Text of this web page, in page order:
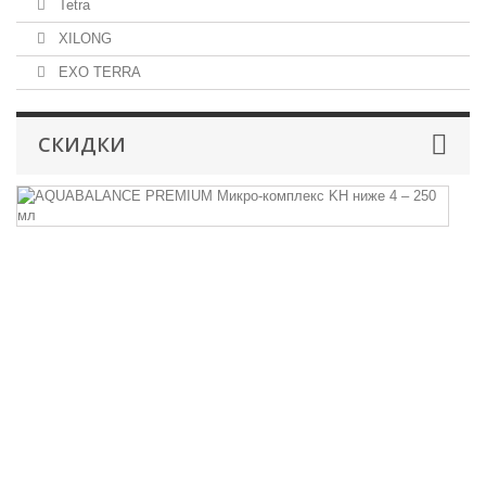
Tetra
XILONG
EXO TERRA
СКИДКИ